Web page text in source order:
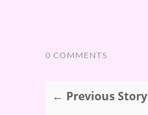
0 COMMENTS
← Previous Story